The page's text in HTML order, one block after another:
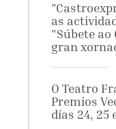
as
"Súbete ao
gran
O Teatro
Premios
días 24, 25